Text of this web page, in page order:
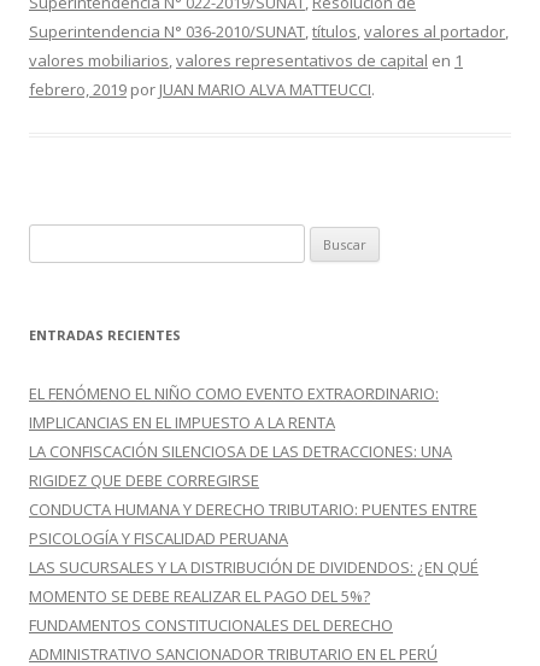
Superintendencia N° 036-2010/SUNAT,títulos,valores al portador,
valores mobiliarios,valores representativos de capital en 1
febrero, 2019 por JUAN MARIO ALVA MATTEUCCI.
u
c
r
:
ENTRADAS RECIENTES
EL FENÓMENO EL NIÑO COMO EVENTO EXTRAORDINARIO:
IMPLICANCIAS EN EL IMPUESTO A LA RENTA
LA CONFISCACIÓN SILENCIOSA DE LAS DETRACCIONES: UNA
RIGIDEZ QUE DEBE CORREGIRSE
CONDUCTA HUMANA Y DERECHO TRIBUTARIO: PUENTES ENTRE
PSICOLOGÍA Y FISCALIDAD PERUANA
LAS SUCURSALES Y LA DISTRIBUCIÓN DE DIVIDENDOS: ¿EN QUÉ
MOMENTO SE DEBE REALIZAR EL PAGO DEL 5%?
FUNDAMENTOS CONSTITUCIONALES DEL DERECHO
ADMINISTRATIVO SANCIONADOR TRIBUTARIO EN EL PERÚ